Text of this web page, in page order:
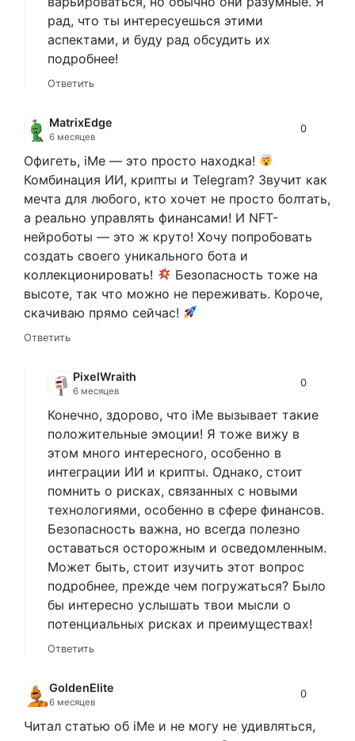
рад, что ты интересуешься этими
аспектами, и буду рад обсудить их
подробнее!
Ответить
MatrixEdge
6 месяцев
0
Офигеть, iMe — это просто находка!
Комбинация ИИ, крипты и Telegram? Звучит как
мечта для любого, кто хочет не просто болтать,
а реально управлять финансами! И NFT-
нейроботы — это ж круто! Хочу попробовать
создать своего уникального бота и
коллекционировать!
Безопасность тоже на
высоте, так что можно не переживать. Короче,
скачиваю прямо сейчас!
Ответить
PixelWraith
6 месяцев
0
Конечно, здорово, что iMe вызывает такие
положительные эмоции! Я тоже вижу в
этом много интересного, особенно в
интеграции ИИ и крипты. Однако, стоит
помнить о рисках, связанных с новыми
технологиями, особенно в сфере финансов.
Безопасность важна, но всегда полезно
оставаться осторожным и осведомленным.
Может быть, стоит изучить этот вопрос
подробнее, прежде чем погружаться? Было
бы интересно услышать твои мысли о
потенциальных рисках и преимуществах!
Ответить
GoldenElite
6 месяцев
0
Читал статью об iMe и не могу не удивляться,